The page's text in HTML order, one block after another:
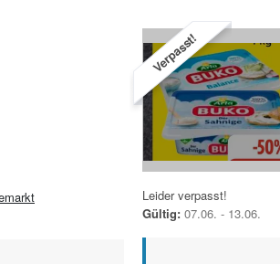
Verpasst!
Leider verpasst!
Gültig: 07.06. - 13.06.